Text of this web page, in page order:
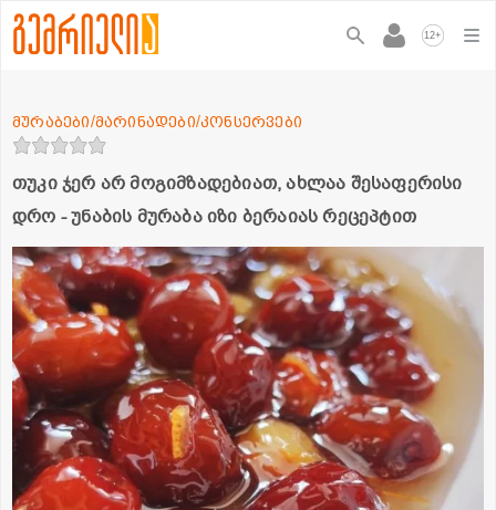
12+
თუკი ჯერ არ მოგიმზადებიათ, ახლაა შესაფერისი
დრო - უნაბის მურაბა იზი ბერაიას რეცეპტით
მურაბები/მარინადები/კონსერვები